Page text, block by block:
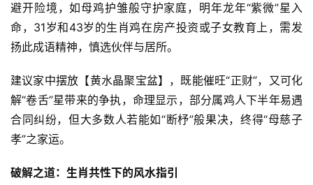
避开险境，如母鸡护雏般守护家庭，明年龙年“紫微”星入
命，31岁和43岁的生肖鸡在房产投资或子女教育上，需发
扬此成语精神，慎选伙伴与居所。
建议家中摆放【黄水晶聚宝盆】，既能催旺“正财”，又可化
解“卷舌”星带来的争执，命理显示，部分属鸡人下半年易遇
合同纠纷，但大多数人若能如“断杼”般果决，终得“母慈子
孝”之家运。
破解之道：生肖共性下的风水指引